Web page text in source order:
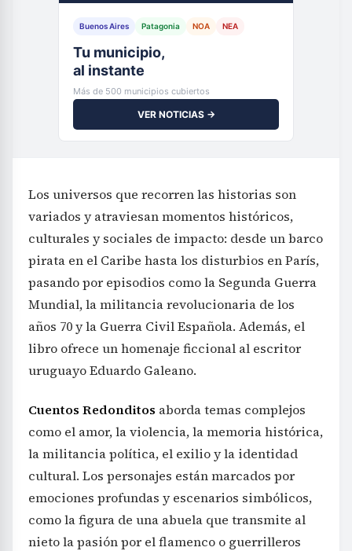
Buenos Aires Patagonia NOA NEA
Tu municipio,
al instante
Más de 500 municipios cubiertos
VER NOTICIAS →
Los universos que recorren las historias son
variados y atraviesan momentos históricos,
culturales y sociales de impacto: desde un barco
pirata en el Caribe hasta los disturbios en París,
pasando por episodios como la Segunda Guerra
Mundial, la militancia revolucionaria de los
años 70 y la Guerra Civil Española. Además, el
libro ofrece un homenaje ficcional al escritor
uruguayo Eduardo Galeano.
Cuentos Redonditos aborda temas complejos
como el amor, la violencia, la memoria histórica,
la militancia política, el exilio y la identidad
cultural. Los personajes están marcados por
emociones profundas y escenarios simbólicos,
como la figura de una abuela que transmite al
nieto la pasión por el flamenco o guerrilleros